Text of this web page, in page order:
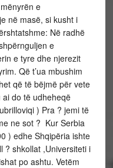
e
në masë, si kusht i
Në radhë
e
e tyre dhe njerezit
Që t’ua mbushim
që të bëjmë për vete
do të udheheqë
) Pra ? jemi të
ne sot ? Kur Serbia
) edhe Shqipëria ishte
? shkollat ,Universiteti i
po ashtu. Vetëm